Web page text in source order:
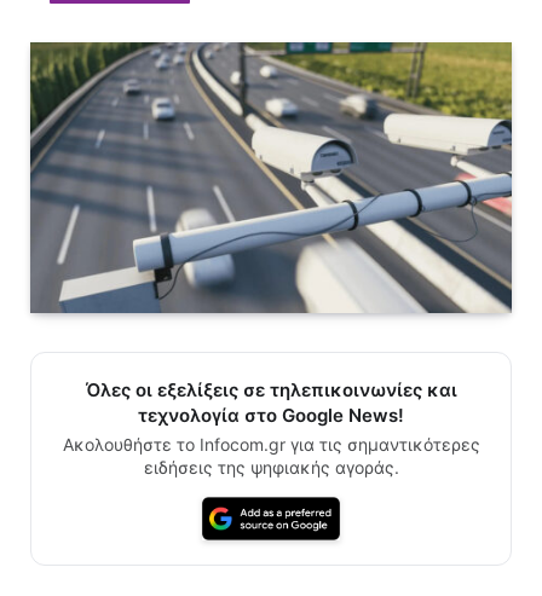
Όλες οι εξελίξεις σε τηλεπικοινωνίες και
τεχνολογία στο Google News!
Ακολουθήστε το Infocom.gr για τις σημαντικότερες
ειδήσεις της ψηφιακής αγοράς.